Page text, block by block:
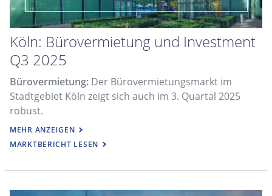
Köln: Bürovermietung und Investment
Q3 2025
Bürovermietung: Der Bürovermietungsmarkt im
Stadtgebiet Köln zeigt sich auch im 3. Quartal 2025
robust.
Investment:Auf dem gewerblichen Investmentmarkt
im Stadtgebiet Köln wurden vom 1.-3. Quartal 2025
MEHR ANZEIGEN
MARKTBERICHT LESEN